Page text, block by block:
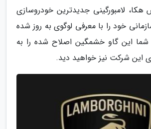
هکا، لامبورگینی جدیدترین خودروسازی
خود را با معرفی لوگوی به روز شده
شما این گاو خشمگین اصلاح شده را به
این شرکت نیز خواهید دید.